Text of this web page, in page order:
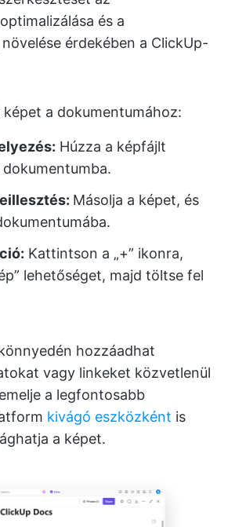
és a
érdekében a ClickUp-
a dokumentumához:
Húzza a képfájlt
Másolja a képet, és
Kattintson a „+” ikonra,
lehetőséget, majd töltse fel
hozzáadhat
vagy linkeket közvetlenül
a legfontosabb
kivágó eszközként is
a képet.